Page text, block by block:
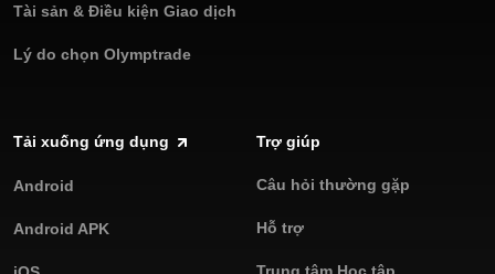
Tài sản & Điều kiện Giao dịch
Lý do chọn Olymptrade
Tải xuống ứng dụng
Android
Android APK
Trợ giúp
Câu hỏi thường gặp
Hỗ trợ